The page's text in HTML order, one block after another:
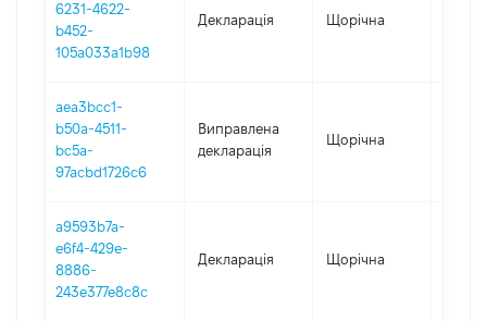
6231-4622-
b452-
105a033a1b98
Декларація Щорічна
aea3bcc1-
b50a-4511-
bc5a-
97acbd1726c6
Виправлена
декларація
Щорічна
a9593b7a-
e6f4-429e-
8886-
243e377e8c8c
Декларація Щорічна